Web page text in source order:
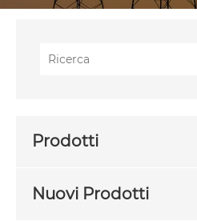
Prodotti
Nuovi Prodotti